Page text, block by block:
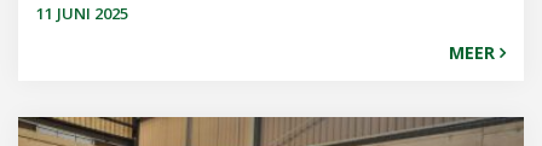
11 JUNI 2025
MEER